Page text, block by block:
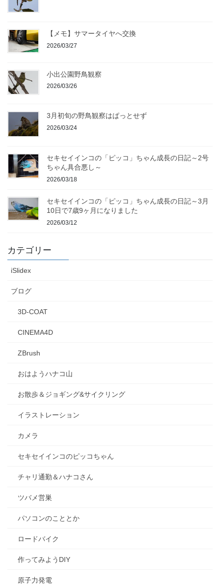
【メモ】サマータイヤへ交換
2026/03/27
小出公園野鳥観察
2026/03/26
3月初旬の野鳥観察はぱっとせず
2026/03/24
セキセイインコの「ピッコ」ちゃん成長の日記～2号
ちゃん具合悪し～
2026/03/18
セキセイインコの「ピッコ」ちゃん成長の日記～3月
10日で7歳9ヶ月になりました
2026/03/12
カテゴリー
iSlidex
ブログ
3D-COAT
CINEMA4D
ZBrush
おはようハナコ山
お散歩＆ジョギング&サイクリング
イラストレーション
カメラ
セキセイインコのピッコちゃん
チャリ通勤＆ハナコさん
ツバメ営巣
パソコンのこととか
ロードバイク
作ってみようDIY
原子力発電